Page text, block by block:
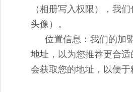
（相册写入权限），我
头像）。
位置信息： 我们的加
地址，以为您推荐更合
会获取您的地址，以便